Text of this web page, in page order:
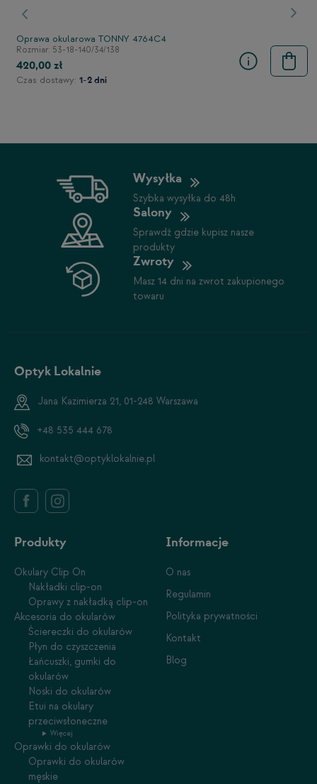
Poprzedni
Oprawa okularowa TONNY 4764C4
Rozmiar: 53-18-140/34/138
420,00 zł
Czas dostawy: 1-2 dni
Wysyłka
Szybka wysyłka do 48h
Salony
Sprawdź gdzie kupisz nasze
produkty
Zwroty
Masz 14 dni na zwrot zakupionego
towaru
Optyk Lokalnie
Jana Kazimierza 21, 01-248 Warszawa
+48 535 444 678
kontakt@optyklokalnie.pl
Produkty
Okulary Clip On
Nakładki clip-on
Oprawy z nakładką clip-on
Akcesoria do okularów
Ściereczki do okularów
Płyn do czyszczenia
Łańcuszki, gumki do
okularów
Noski do okularów
Etui na okulary
przeciwsłoneczne
Więcej
Oprawki do okularów
Oprawki do okularów
męskie
Informacje
O nas
Regulamin
Polityka prywatności
Kontakt
Blog